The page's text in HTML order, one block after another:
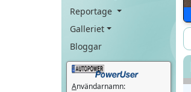
Reportage
Galleriet
Bloggar
Användarnamn: